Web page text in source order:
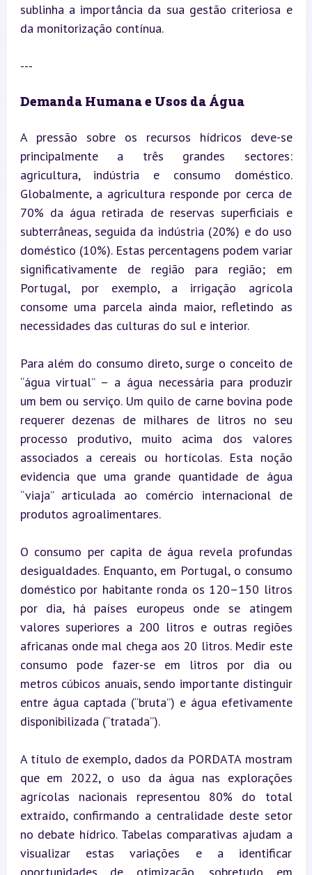
sublinha a importância da sua gestão criteriosa e
da monitorização contínua.
---
Demanda Humana e Usos da Água
A pressão sobre os recursos hídricos deve-se
principalmente a três grandes sectores:
agricultura, indústria e consumo doméstico.
Globalmente, a agricultura responde por cerca de
70% da água retirada de reservas superficiais e
subterrâneas, seguida da indústria (20%) e do uso
doméstico (10%). Estas percentagens podem variar
significativamente de região para região; em
Portugal, por exemplo, a irrigação agrícola
consome uma parcela ainda maior, refletindo as
necessidades das culturas do sul e interior.
Para além do consumo direto, surge o conceito de
“água virtual” – a água necessária para produzir
um bem ou serviço. Um quilo de carne bovina pode
requerer dezenas de milhares de litros no seu
processo produtivo, muito acima dos valores
associados a cereais ou hortícolas. Esta noção
evidencia que uma grande quantidade de água
“viaja” articulada ao comércio internacional de
produtos agroalimentares.
O consumo per capita de água revela profundas
desigualdades. Enquanto, em Portugal, o consumo
doméstico por habitante ronda os 120–150 litros
por dia, há países europeus onde se atingem
valores superiores a 200 litros e outras regiões
africanas onde mal chega aos 20 litros. Medir este
consumo pode fazer-se em litros por dia ou
metros cúbicos anuais, sendo importante distinguir
entre água captada (“bruta”) e água efetivamente
disponibilizada (“tratada”).
A título de exemplo, dados da PORDATA mostram
que em 2022, o uso da água nas explorações
agrícolas nacionais representou 80% do total
extraído, confirmando a centralidade deste setor
no debate hídrico. Tabelas comparativas ajudam a
visualizar estas variações e a identificar